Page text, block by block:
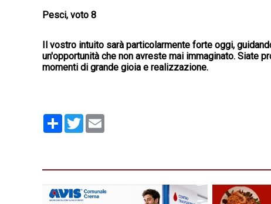
Pesci, voto 8
Il vostro intuito sarà particolarmente forte oggi,
un'opportunità che non avreste mai immaginato. Siate
momenti di grande gioia e realizzazione.
Condividi
Twitter